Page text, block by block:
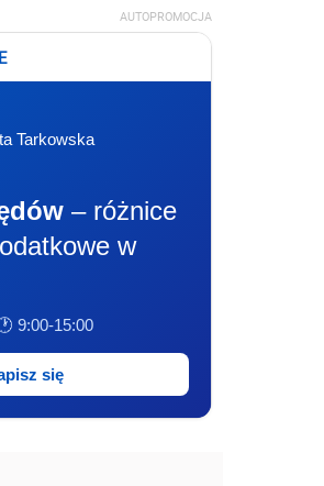
AUTOPROMOCJA
Tarkowska
– różnice
w
9:00-15:00
się